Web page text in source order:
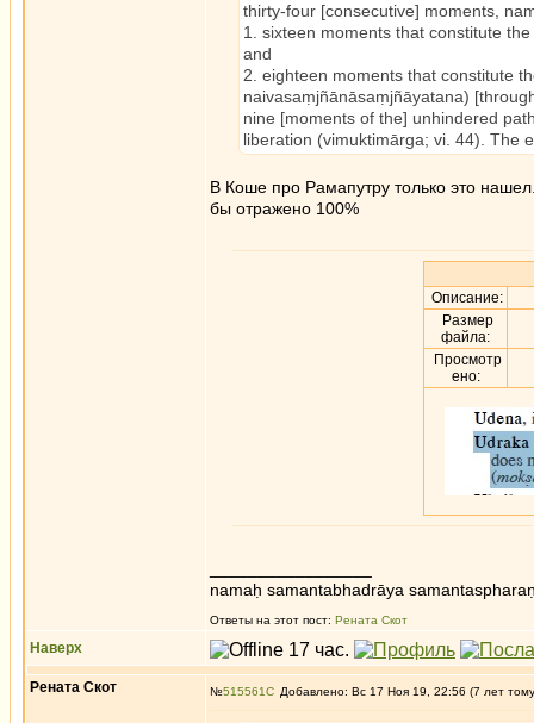
thirty-four [consecutive] moments,
1. sixteen moments that constitute
and
2. eighteen moments that constitute
naivasaṃjñānāsaṃjñāyatana)
nine [moments of the] unhindered
liberation (vimuktimārga; vi. 44). The
В Коше про Рамапутру только это
бы отражено 100%
Описание:
Размер
файла:
Просмотр
ено:
namaḥ samantabhadrāya
Ответы на этот пост: Рената Скот
Наверх
Рената Скот №515561 Добавлено: Вс 17 Ноя 19, 22:56 (7 лет